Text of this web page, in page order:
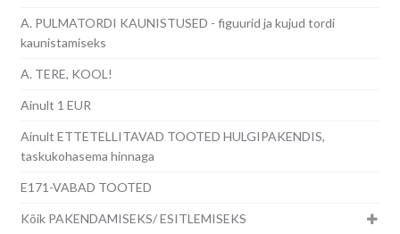
A. PULMATORDI KAUNISTUSED - figuurid ja kujud tordi
kaunistamiseks
A. TERE, KOOL!
Ainult 1 EUR
Ainult ETTETELLITAVAD TOOTED HULGIPAKENDIS,
taskukohasema hinnaga
E171-VABAD TOOTED
Kõik PAKENDAMISEKS/ ESITLEMISEKS